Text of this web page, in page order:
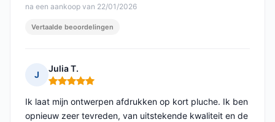
na een aankoop van 22/01/2026
Vertaalde beoordelingen
J
Julia T.
Opmerking: 5 van 5
Ik laat mijn ontwerpen afdrukken op kort pluche. Ik ben
opnieuw zeer tevreden, van uitstekende kwaliteit en de